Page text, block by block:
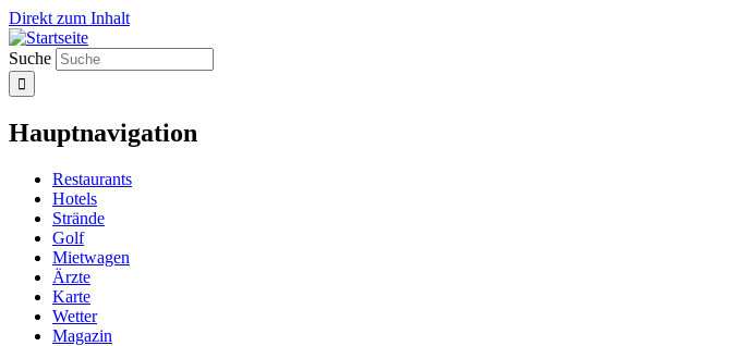
Direkt zum Inhalt
Suche
Hauptnavigation
Restaurants
Hotels
Strände
Golf
Mietwagen
Ärzte
Karte
Wetter
Magazin